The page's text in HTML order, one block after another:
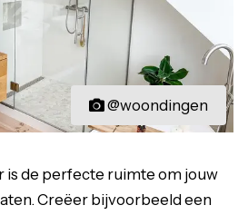
@woondingen
is de perfecte ruimte om jouw
Creëer bijvoorbeeld een